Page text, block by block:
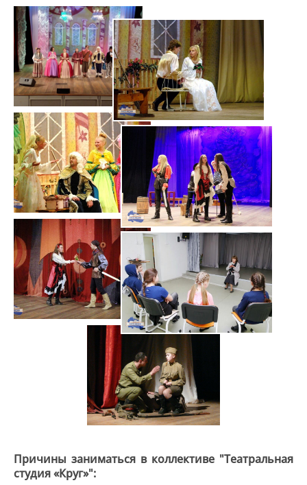
Причины заниматься в коллективе "Театральная
студия «Круг»":